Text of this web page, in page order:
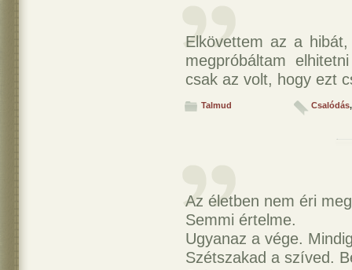
Elkövettem az a
megpróbáltam
csak az volt, hogy ezt
Talmud Csalódás,
Az életben nem éri
Semmi értelme.
Ugyanaz a vége.
Szétszakad a szíved.